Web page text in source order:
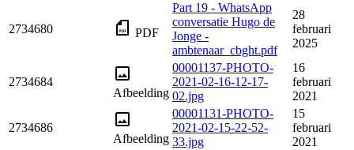
2734680 PDF
Part 19 - WhatsApp
conversatie Hugo de
Jonge -
ambtenaar_cbght.pdf
28
februari
2025
2734684
Afbeelding
00001137-PHOTO-
2021-02-16-12-17-
02.jpg
16
februari
2021
2734686
Afbeelding
00001131-PHOTO-
2021-02-15-22-52-
33.jpg
15
februari
2021